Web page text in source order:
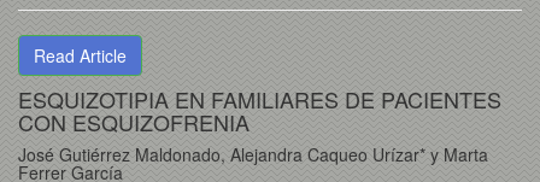
Read Article
ESQUIZOTIPIA EN FAMILIARES DE PACIENTES
CON ESQUIZOFRENIA
José Gutiérrez Maldonado, Alejandra Caqueo Urízar* y Marta
Ferrer García